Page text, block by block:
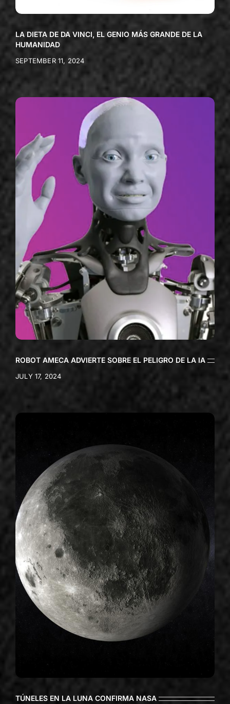
LA DIETA DE DA VINCI, EL GENIO MÁS GRANDE DE LA
HUMANIDAD
SEPTEMBER 11, 2024
ROBOT AMECA ADVIERTE SOBRE EL PELIGRO DE LA IA
JULY 17, 2024
TÚNELES EN LA LUNA CONFIRMA NASA